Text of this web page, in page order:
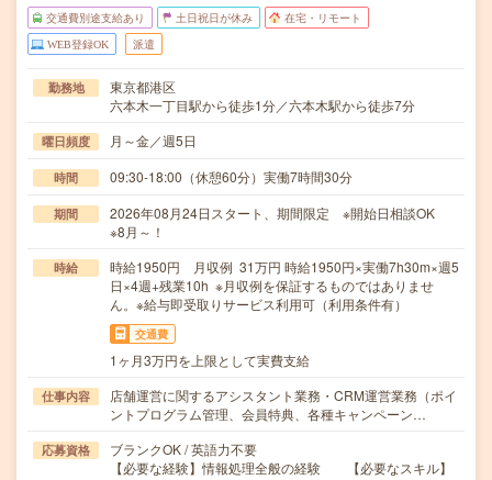
交通費別途支給あり 土日祝日が休み 在宅・リモート
WEB登録OK 派遣
勤務地
東京都港区
六本木一丁目駅から徒歩1分／六本木駅から徒歩7分
曜日頻度 月～金／週5日
時間 09:30-18:00（休憩60分）実働7時間30分
期間
2026年08月24日スタート、期間限定 ※開始日相談OK
※8月～！
時給
時給1950円 月収例 31万円 時給1950円×実働7h30m×週5
日×4週+残業10h ※月収例を保証するものではありませ
ん。※給与即受取りサービス利用可（利用条件有）
交通費
1ヶ月3万円を上限として実費支給
仕事内容
店舗運営に関するアシスタント業務・CRM運営業務（ポイ
ントプログラム管理、会員特典、各種キャンペーン…
応募資格
ブランクOK / 英語力不要
【必要な経験】情報処理全般の経験 【必要なスキル】